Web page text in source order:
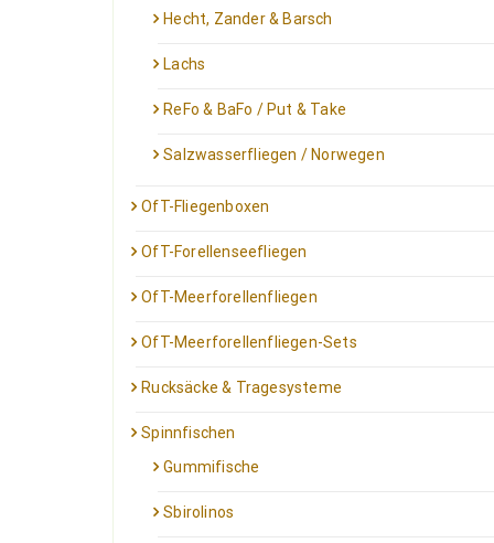
Hecht, Zander & Barsch
Lachs
ReFo & BaFo / Put & Take
Salzwasserfliegen / Norwegen
OfT-Fliegenboxen
OfT-Forellenseefliegen
OfT-Meerforellenfliegen
OfT-Meerforellenfliegen-Sets
Rucksäcke & Tragesysteme
Spinnfischen
Gummifische
Sbirolinos